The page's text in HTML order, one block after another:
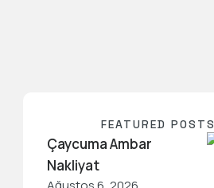
FEATURED POSTS
Çaycuma Ambar
Nakliyat